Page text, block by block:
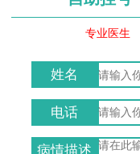
专业医生
姓名
电话
病情描述